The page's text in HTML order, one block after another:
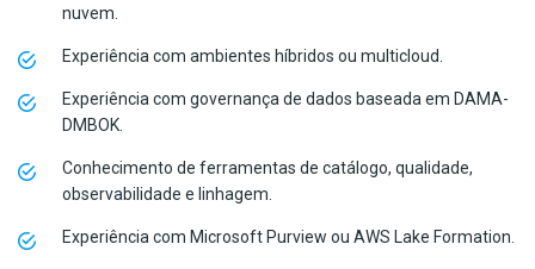
nuvem.
Experiência com ambientes híbridos ou multicloud.
Experiência com governança de dados baseada em DAMA-
DMBOK.
Conhecimento de ferramentas de catálogo, qualidade,
observabilidade e linhagem.
Experiência com Microsoft Purview ou AWS Lake Formation.